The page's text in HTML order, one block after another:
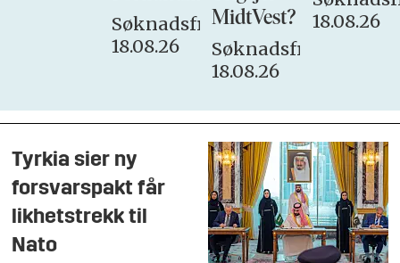
Søknadsfrist:
18.08.26
MidtVest?
Søknadsfrist:
18.08.26
18.08.26
Tyrkia sier ny
forsvarspakt får
likhetstrekk til
Nato